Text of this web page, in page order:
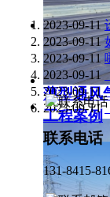
薄型通风
工程案例
2023-09-11
2023-09-11
2023-09-11
2023-09-11
2023-09-11
2023-09-11
联系电话
131-8415-